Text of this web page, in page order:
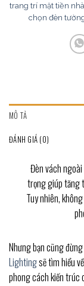
trang trí mặt tiền nhà
chọn đèn
MÔ TẢ
ĐÁNH GIÁ (0)
Đèn vách
trọng giúp tăng
Tuy nhiên,
Nhưng bạn cũng
Lightingsẽ tìm hiểu
phong cách kiến trúc